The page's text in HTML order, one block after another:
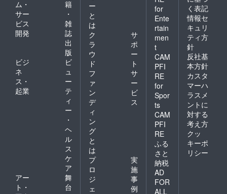
ム・
サー
ビス
開発
籍
・
雑
誌
出
版
ビジ
ネ
ス・
起業
ビ
ュ
ー
テ
ィ
ー
・
ヘ
ル
ス
ケ
ア
アー
ト・
舞
台
ー
と
は
ク
ラ
ウ
ド
フ
ァ
ン
デ
ィ
ン
グ
と
は
サ
ポ
ー
ト
サ
ー
ビ
ス
プ
ロ
ジ
ェ
実
施
事
例
for
Ente
rtain
men
t
CAM
PFI
RE
for
Spor
ts
CAM
PFI
RE
ふる
さと
納税
AD
FOR
ALL
く表記
情報セ
キュリ
ティ方
針
反社基
本方針
カスタ
マーハ
ラスメ
ントに
対する
考え方
クッ
キーポ
リシー